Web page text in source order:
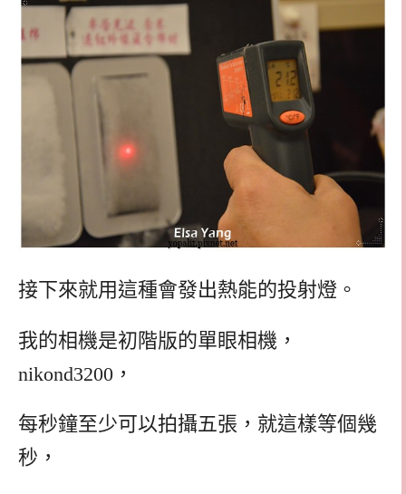
接下來就用這種會發出熱能的投射燈。
我的相機是初階版的單眼相機，
nikond3200，
每秒鐘至少可以拍攝五張，就這樣等個幾
秒，